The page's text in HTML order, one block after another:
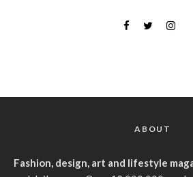
ABOUT
Fashion, design, art and lifestyle